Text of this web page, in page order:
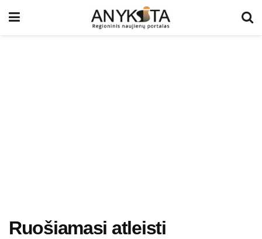
Ruošiamasi atleisti